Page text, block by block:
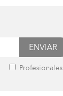
Profesionales